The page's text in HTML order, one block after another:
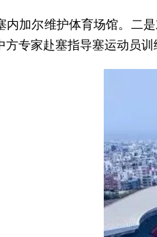
内加尔维护体育场馆。二
方专家赴塞指导塞运动员